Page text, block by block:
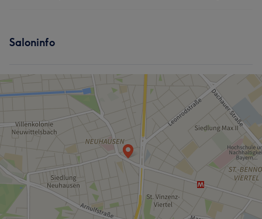
Massage Haarentfernung
Ästhetische Medizin
Saloninfo